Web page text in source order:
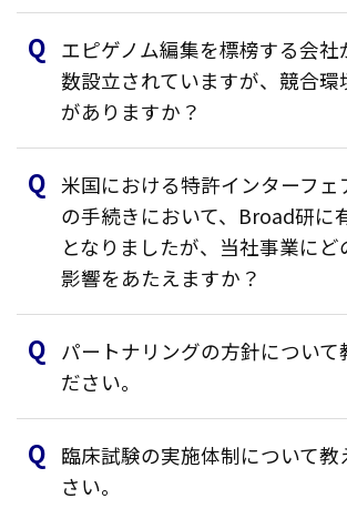
エピゲノム編集を標榜する会社
数設立されていますが、競合環
がありますか？
米国における特許インターフェ
の手続きにおいて、Broad研に
となりましたが、当社事業にど
影響をあたえますか？
パートナリングの方針について
ださい。
臨床試験の実施体制について教
さい。